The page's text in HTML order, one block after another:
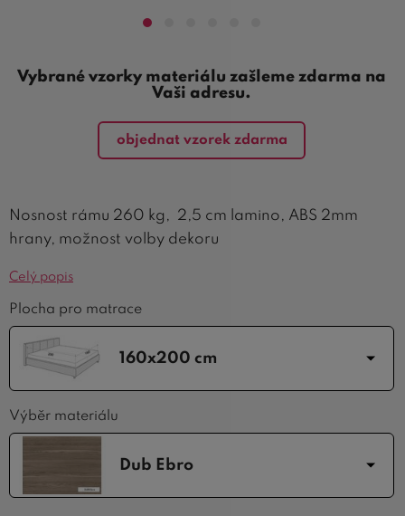
Nosnost rámu 260 kg, 2,5 cm lamino, ABS 2mm
hrany, možnost volby dekoru
Celý popis
Plocha pro matrace
160x200 cm
Výběr materiálu
Dub Ebro
Vybrané vzorky materiálu zašleme zdarma na
Vaši adresu.
objednat vzorek zdarma